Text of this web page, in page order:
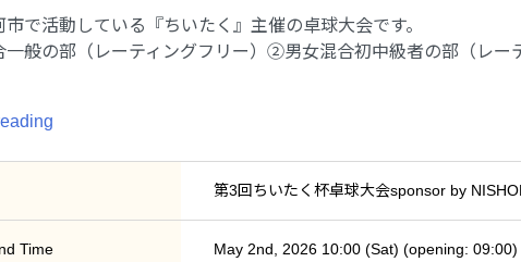
で活動している『ちいたく』主催の卓球大会です。
般の部（レーティングフリー）②男女混合初中級者の部（レー
第3回ちいたく杯卓球大会sponsor by
Time May 2nd, 2026 10:00 (Sat) (opening: 09:00)